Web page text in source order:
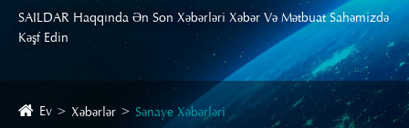
SAILDAR Haqqında Ən Son Xəbərləri Xəbər Və Mətbuat Sahəmizdə
Kəşf Edin
Ev Xəbərlər Sənaye Xəbərləri